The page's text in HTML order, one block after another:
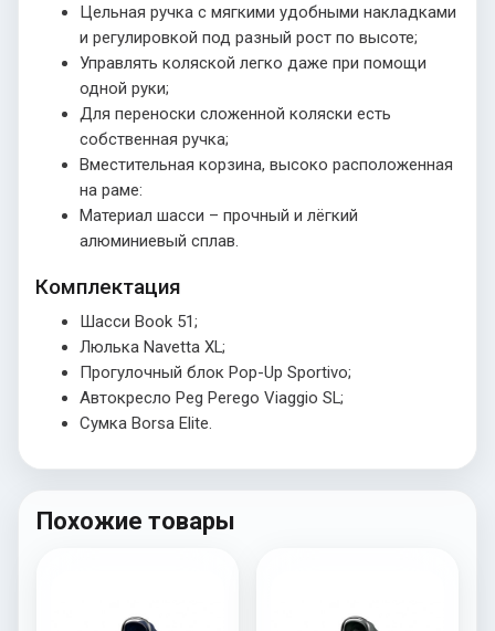
Цельная ручка с мягкими удобными накладками
и регулировкой под разный рост по высоте;
Управлять коляской легко даже при помощи
одной руки;
Для переноски сложенной коляски есть
собственная ручка;
Вместительная корзина, высоко расположенная
на раме:
Материал шасси – прочный и лёгкий
алюминиевый сплав.
Комплектация
Шасси Book 51;
Люлька Navetta XL;
Прогулочный блок Pop-Up Sportivo;
Автокресло Peg Perego Viaggio SL;
Сумка Borsa Elite.
Похожие товары